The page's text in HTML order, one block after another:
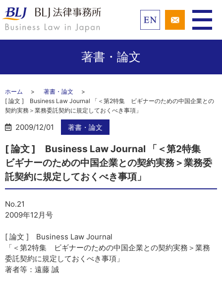
著書・論文
ホーム
著書・論文
[ 論文 ] Business Law Journal 「＜第2特集 ビギナーのための中国企業との
契約実務＞業務委託契約に規定しておくべき事項」
2009/12/01 著書・論文
[ 論文 ] Business Law Journal 「＜第2特集
ビギナーのための中国企業との契約実務＞業務委
託契約に規定しておくべき事項」
No.21
2009年12月号
[ 論文 ] Business Law Journal
「＜第2特集 ビギナーのための中国企業との契約実務＞業務
委託契約に規定しておくべき事項」
著者等：遠藤 誠